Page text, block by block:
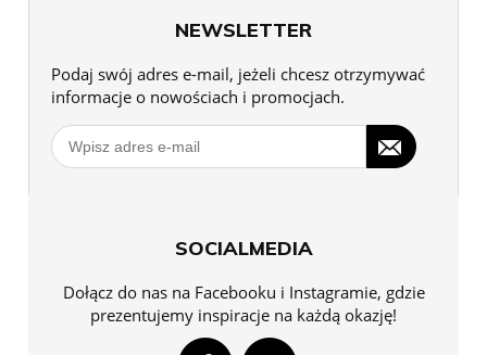
NEWSLETTER
Podaj swój adres e-mail, jeżeli chcesz otrzymywać
informacje o nowościach i promocjach.
SOCIALMEDIA
Dołącz do nas na Facebooku i Instagramie, gdzie
prezentujemy inspiracje na każdą okazję!